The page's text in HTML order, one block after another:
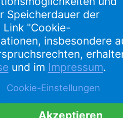
von uns sorgfältig
Amphitheatre Parkway,
Street, Dublin 4, Irland
die aufhttp://www.youtube.com
von Videos nicht